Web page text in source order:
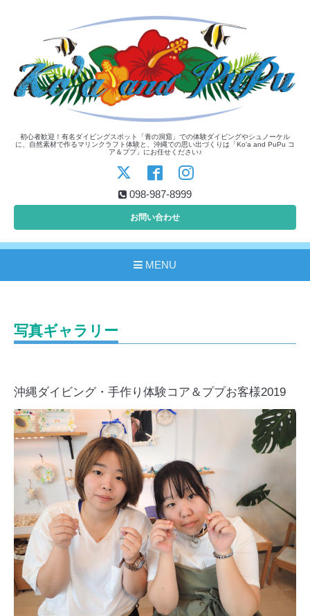
初心者歓迎！有名ダイビングスポット「青の洞窟」での体験ダイビングやシュノーケル
に、自然素材で作るマリンクラフト体験と、沖縄での思い出づくりは「Ko'a and PuPu コ
ア＆ププ」にお任せください♪
098-987-8999
お問い合わせ
MENU
写真ギャラリー
沖縄ダイビング・手作り体験コア＆ププお客様2019